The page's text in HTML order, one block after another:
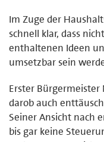
Im Zuge der
schnell klar, dass
enthaltenen Ideen
umsetzbar sein
Erster Bürgermeister
darob auch
Seiner Ansicht nach
bis gar keine